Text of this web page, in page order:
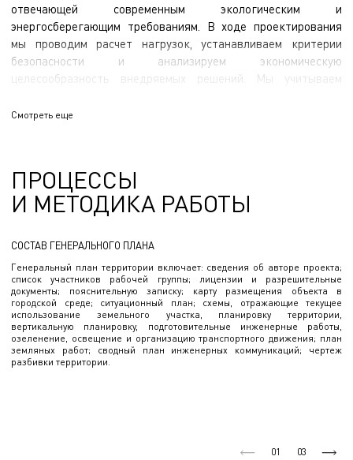
отвечающей современным экологическим и
энергосберегающим требованиям. В ходе проектирования
мы проводим расчет нагрузок, устанавливаем критерии
безопасности и анализируем экономическую
целесообразность внедряемых решений. Мы учитываем
разрабатываем оптимальные решения, соответствующие
Смотреть еще
ПРОЦЕССЫ
И МЕТОДИКА РАБОТЫ
СОСТАВ ГЕНЕРАЛЬНОГО ПЛАНА
Генеральный план территории включает: сведения об авторе проекта;
список участников рабочей группы; лицензии и разрешительные
документы; пояснительную записку; карту размещения объекта в
городской среде; ситуационный план; схемы, отражающие текущее
использование земельного участка, планировку территории,
вертикальную планировку, подготовительные инженерные работы,
озеленение, освещение и организацию транспортного движения; план
земляных работ; сводный план инженерных коммуникаций; чертеж
разбивки территории.
01 03